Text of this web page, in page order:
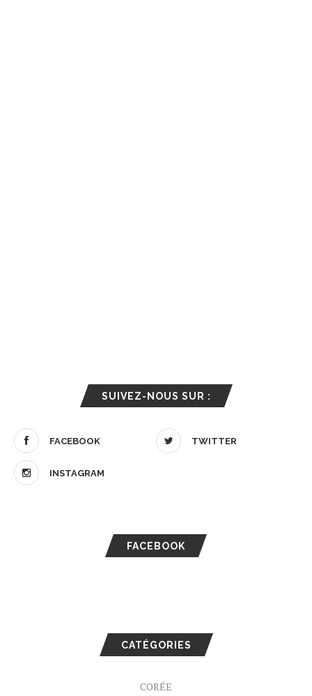
SUIVEZ-NOUS SUR :
FACEBOOK TWITTER
INSTAGRAM
FACEBOOK
CATÉGORIES
CORÉE